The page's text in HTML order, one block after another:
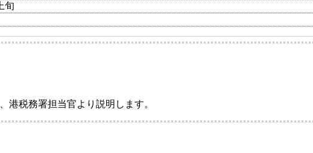
旬
港税務署担当官より説明します。